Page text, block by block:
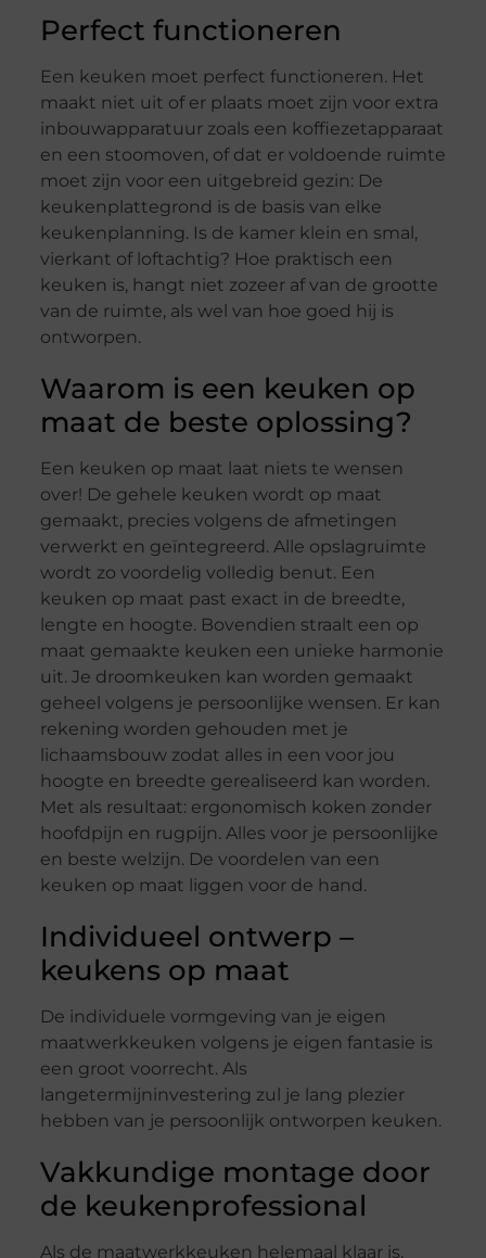
Perfect functioneren
Een keuken moet perfect functioneren. Het
maakt niet uit of er plaats moet zijn voor extra
inbouwapparatuur zoals een koffiezetapparaat
en een stoomoven, of dat er voldoende ruimte
moet zijn voor een uitgebreid gezin: De
keukenplattegrond is de basis van elke
keukenplanning. Is de kamer klein en smal,
vierkant of loftachtig? Hoe praktisch een
keuken is, hangt niet zozeer af van de grootte
van de ruimte, als wel van hoe goed hij is
ontworpen.
Waarom is een keuken op
maat de beste oplossing?
Een keuken op maat laat niets te wensen
over! De gehele keuken wordt op maat
gemaakt, precies volgens de afmetingen
verwerkt en geïntegreerd. Alle opslagruimte
wordt zo voordelig volledig benut. Een
keuken op maat past exact in de breedte,
lengte en hoogte. Bovendien straalt een op
maat gemaakte keuken een unieke harmonie
uit. Je droomkeuken kan worden gemaakt
geheel volgens je persoonlijke wensen. Er kan
rekening worden gehouden met je
lichaamsbouw zodat alles in een voor jou
hoogte en breedte gerealiseerd kan worden.
Met als resultaat: ergonomisch koken zonder
hoofdpijn en rugpijn. Alles voor je persoonlijke
en beste welzijn. De voordelen van een
keuken op maat liggen voor de hand.
Individueel ontwerp –
keukens op maat
De individuele vormgeving van je eigen
maatwerkkeuken volgens je eigen fantasie is
een groot voorrecht. Als
langetermijninvestering zul je lang plezier
hebben van je persoonlijk ontworpen keuken.
Vakkundige montage door
de keukenprofessional
Als de maatwerkkeuken helemaal klaar is,